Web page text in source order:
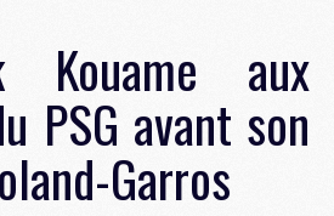
Kouame aux
PSG avant son
Garros